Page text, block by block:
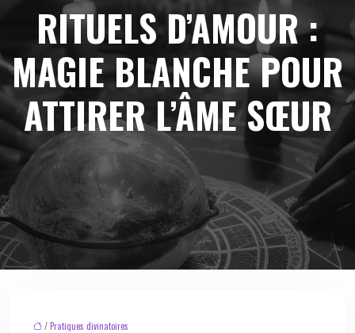
RITUELS D’AMOUR :
MAGIE BLANCHE POUR
ATTIRER L’ÂME SŒUR
/Pratiques divinatoires